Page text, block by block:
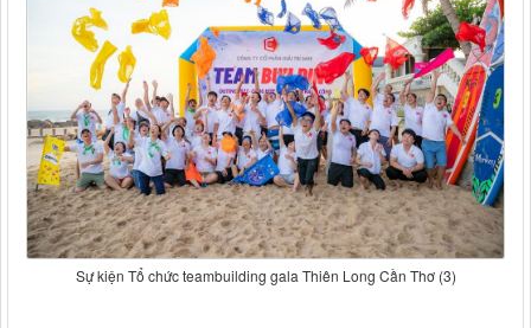
Sự kiện Tổ chức teambuilding gala Thiên Long Cần Thơ (3)